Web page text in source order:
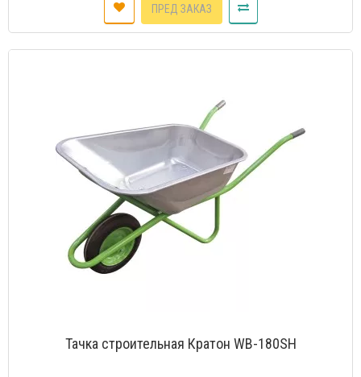
ПРЕД ЗАКАЗ
Тачка строительная Кратон WB-180SH